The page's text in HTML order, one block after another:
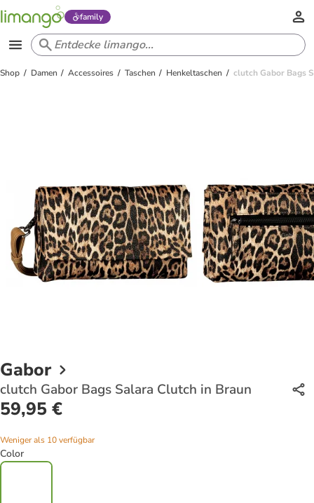
family
Shop Damen Accessoires Taschen Henkeltaschen clutch Gabor Bags
Gabor
clutch Gabor Bags Salara Clutch in Braun
59,95 €
Weniger als 10 verfügbar
Color